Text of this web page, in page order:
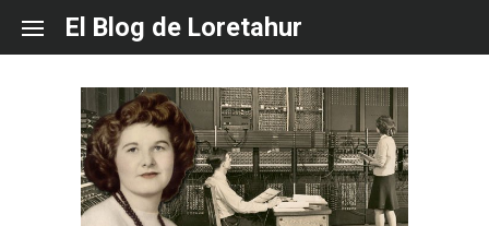
content
El Blog de Loretahur